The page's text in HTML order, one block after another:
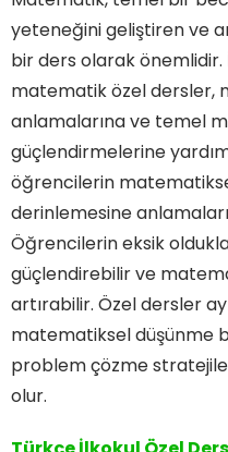
yeteneğini geliştiren ve
bir ders olarak
matematik özel dersler,
anlamalarına ve temel
güçlendirmelerine
öğrencilerin
derinlemesine
Öğrencilerin eksik
güçlendirebilir ve
artırabilir. Özel dersler
matematiksel düşünme
problem çözme
olur.